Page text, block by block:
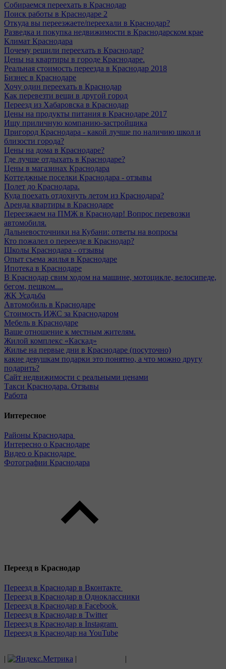
Собираемся переехать в Краснодар
Поиск работы в Краснодаре 2
Откуда вы переезжаете/переехали в Краснодар?
Разведка и покупка недвижимости в Краснодарском крае
Климат Краснодара
Почему решили переехать в Краснодар?
Цены на квартиры в городе Краснодаре.
Реальная стоимость переезда в Краснодар 2018
Бизнес в Краснодаре
Хочу один переехать в Краснодар
Как перевезти вещи в другой город
Переезд из Хабаровска в Краснодар
Цены на продукты питания в Краснодаре 2017
Ищу приличную компанию-застройщика
Пригород Краснодара - какой лучше по наличию школ и
близости города?
Цены на дома в Краснодаре?
Где лучше отдыхать в Краснодаре?
Цены в магазинах Краснодара
Коттеджные поселки Краснодара - отзывы
Полет до Краснодара.
Куда поехать отдохнуть летом из Краснодара?
Аренда квартиры в Краснодаре
Переезжаем на ПМЖ в Краснодар! Вопрос перевозки
автомобиля.
Дальневосточники на Кубани: ответы на вопросы
Кто пожалел о переезде в Краснодар?
Школы Краснодара - отзывы
Опыт съема жилья в Краснодаре
Ипотека в Краснодаре
В Краснодар свим ходом на машине, мотоцикле, велосипеде,
бегом, пешком....
ЖК Усадьба
Автомобиль в Краснодаре
Стоимость ИЖС за Краснодаром
Мебель в Краснодаре
Ваше отношение к местным жителям.
Жилой комплекс «Каскад»
Жилье на первые дни в Краснодаре (посуточно)
какие девушкам подарки это понятно, а что можно другу
подарить?
Сайт недвижимости с реальными ценами
Такси Краснодара. Отзывы
Работа
Интересное
Районы Краснодара
Интересно о Краснодаре
Видео о Краснодаре
Фотографии Краснодара
Переезд в Краснодар
Переезд в Краснодар в Вконтакте
Переезд в Краснодар в Одноклассники
Переезд в Краснодар в Facebook
Переезд в Краснодар в Twitter
Переезд в Краснодар в Instagram
Переезд в Краснодар на YouTube